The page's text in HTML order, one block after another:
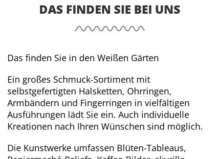
DAS FINDEN SIE BEI UNS
Das finden Sie in den Weißen Gärten
Ein großes Schmuck-Sortiment mit
selbstgefertigten Halsketten, Ohrringen,
Armbändern und Fingerringen in vielfältigen
Ausführungen lädt Sie ein. Auch individuelle
Kreationen nach Ihren Wünschen sind möglich.
Die Kunstwerke umfassen Blüten-Tableaus,